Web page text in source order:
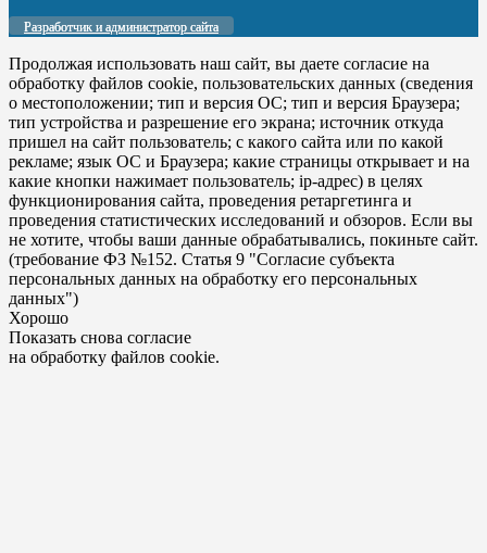
Разработчик и администратор сайта
Продолжая использовать наш сайт, вы даете согласие на
обработку файлов cookie, пользовательских данных (сведения
о местоположении; тип и версия ОС; тип и версия Браузера;
тип устройства и разрешение его экрана; источник откуда
пришел на сайт пользователь; с какого сайта или по какой
рекламе; язык ОС и Браузера; какие страницы открывает и на
какие кнопки нажимает пользователь; ip-адрес) в целях
функционирования сайта, проведения ретаргетинга и
проведения статистических исследований и обзоров. Если вы
не хотите, чтобы ваши данные обрабатывались, покиньте сайт.
(требование ФЗ №152. Статья 9 "Согласие субъекта
персональных данных на обработку его персональных
данных")
Хорошо
Показать снова согласие
на обработку файлов cookie.